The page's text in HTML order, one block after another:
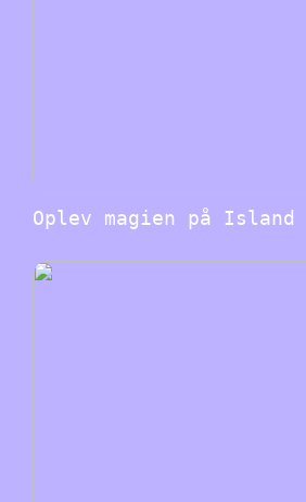
Oplev magien på Island